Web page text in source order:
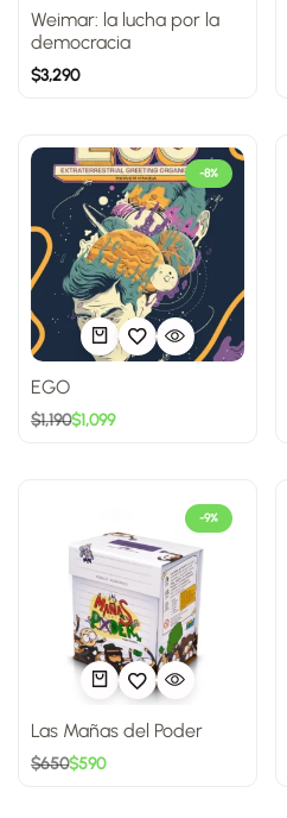
Weimar: la lucha por la
democracia
$3,290
-8%
EGO
$1,190$1,099
-9%
Las Mañas del Poder
$650$590